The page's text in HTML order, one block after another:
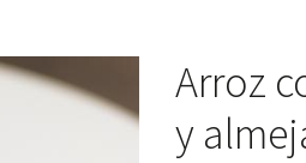
Arroz
y